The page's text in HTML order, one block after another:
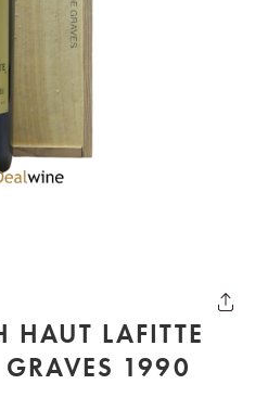
HAUT LAFITTE
GRAVES 1990